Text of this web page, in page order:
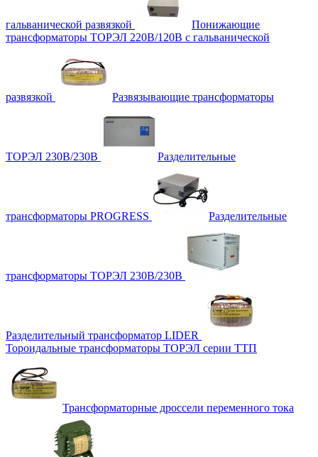
гальванической развязкой
Понижающие
трансформаторы ТОРЭЛ 220В/120В с гальванической
развязкой Развязывающие трансформаторы
ТОРЭЛ 230В/230В Разделительные
трансформаторы PROGRESS Разделительные
трансформаторы ТОРЭЛ 230В/230В
Разделительный трансформатор LIDER
Тороидальные трансформаторы ТОРЭЛ серии ТТП
Трансформаторные дроссели переменного тока